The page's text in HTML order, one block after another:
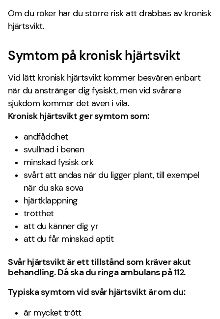
Om du röker har du större risk att drabbas av kronisk
hjärtsvikt.
Symtom på kronisk hjärtsvikt
Vid lätt kronisk hjärtsvikt kommer besvären enbart
när du anstränger dig fysiskt, men vid svårare
sjukdom kommer det även i vila.
Kronisk hjärtsvikt ger symtom som:
andfåddhet
svullnad i benen
minskad fysisk ork
svårt att andas när du ligger plant, till exempel
när du ska sova
hjärtklappning
trötthet
att du känner dig yr
att du får minskad aptit
Svår hjärtsvikt är ett tillstånd som kräver akut
behandling. Då ska du ringa ambulans på 112.
Typiska symtom vid svår hjärtsvikt är om du:
är mycket trött